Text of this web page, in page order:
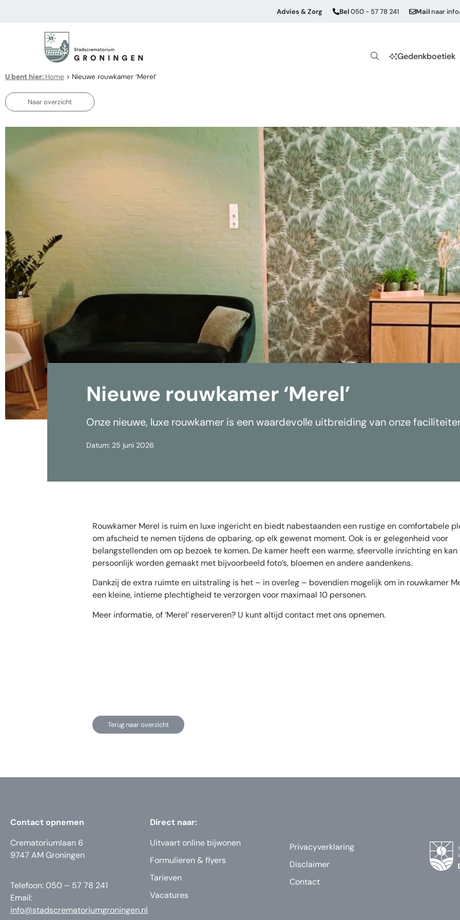
Advies & Zorg Bel050 - 57 78 241 Mail naar
Gedenkboetiek
U bent hier: Home > Nieuwe rouwkamer ‘Merel’
Naar overzicht
Nieuwe rouwkamer ‘Merel’
Onze nieuwe, luxe rouwkamer is een waardevolle uitbreiding van onze
Datum: 25 juni 2026
Rouwkamer Merel is ruim en luxe ingericht en biedt nabestaanden een rustige en comfortabele
om afscheid te nemen tijdens de opbaring, op elk gewenst moment. Ook is er gelegenheid voor
belangstellenden om op bezoek te komen. De kamer heeft een warme, sfeervolle inrichting en kan
persoonlijk worden gemaakt met bijvoorbeeld foto’s, bloemen en andere aandenkens.
Dankzij de extra ruimte en uitstraling is het – in overleg – bovendien mogelijk om in rouwkamer
een kleine, intieme plechtigheid te verzorgen voor maximaal 10 personen.
Meer informatie, of ‘Merel’ reserveren? U kunt altijd contact met ons opnemen.
Terug naar overzicht
Contact opnemen
Crematoriumlaan 6
9747 AM Groningen
Telefoon: 050 – 57 78 241
Email:
info@stadscrematoriumgroningen.nl
Direct naar:
Uitvaart online bijwonen
Formulieren & flyers
Tarieven
Vacatures
Privacyverklaring
Disclaimer
Contact